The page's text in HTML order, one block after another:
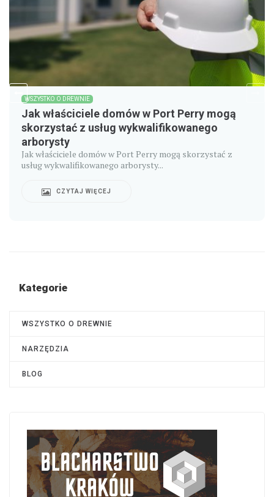
WSZYSTKO O DREWNIE
Jak właściciele domów w Port Perry mogą
skorzystać z usług wykwalifikowanego
arborysty
Jak właściciele domów w Port Perry mogą skorzystać z
usług wykwalifikowanego arborysty...
CZYTAJ WIĘCEJ
Kategorie
WSZYSTKO O DREWNIE
NARZĘDZIA
BLOG